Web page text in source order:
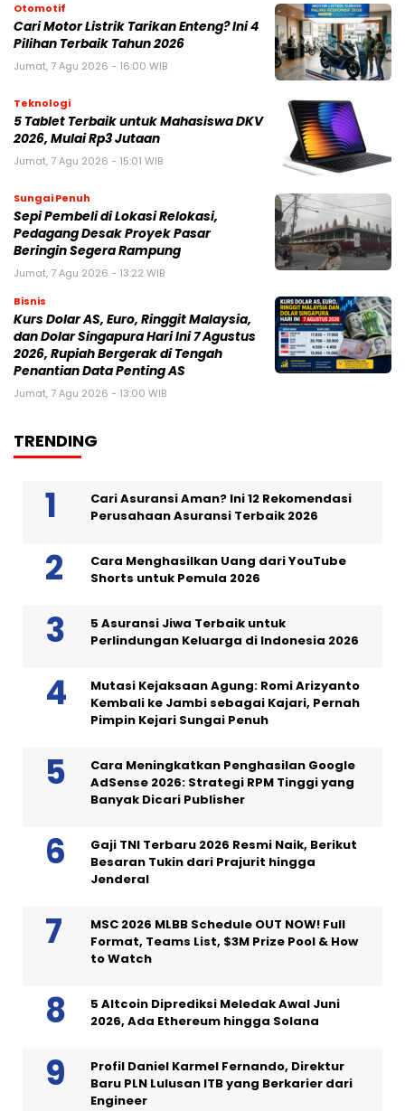
Otomotif
Cari Motor Listrik Tarikan Enteng? Ini 4
Pilihan Terbaik Tahun 2026
Jumat, 7 Agu 2026 - 16:00 WIB
Teknologi
5 Tablet Terbaik untuk Mahasiswa DKV
2026, Mulai Rp3 Jutaan
Jumat, 7 Agu 2026 - 15:01 WIB
Sungai Penuh
Sepi Pembeli di Lokasi Relokasi,
Pedagang Desak Proyek Pasar
Beringin Segera Rampung
Jumat, 7 Agu 2026 - 13:22 WIB
Bisnis
Kurs Dolar AS, Euro, Ringgit Malaysia,
dan Dolar Singapura Hari Ini 7 Agustus
2026, Rupiah Bergerak di Tengah
Penantian Data Penting AS
Jumat, 7 Agu 2026 - 13:00 WIB
TRENDING
Cari Asuransi Aman? Ini 12 Rekomendasi
Perusahaan Asuransi Terbaik 2026
Cara Menghasilkan Uang dari YouTube
Shorts untuk Pemula 2026
5 Asuransi Jiwa Terbaik untuk
Perlindungan Keluarga di Indonesia 2026
Mutasi Kejaksaan Agung: Romi Arizyanto
Kembali ke Jambi sebagai Kajari, Pernah
Pimpin Kejari Sungai Penuh
Cara Meningkatkan Penghasilan Google
AdSense 2026: Strategi RPM Tinggi yang
Banyak Dicari Publisher
Gaji TNI Terbaru 2026 Resmi Naik, Berikut
Besaran Tukin dari Prajurit hingga
Jenderal
MSC 2026 MLBB Schedule OUT NOW! Full
Format, Teams List, $3M Prize Pool & How
to Watch
5 Altcoin Diprediksi Meledak Awal Juni
2026, Ada Ethereum hingga Solana
Profil Daniel Karmel Fernando, Direktur
Baru PLN Lulusan ITB yang Berkarier dari
Engineer